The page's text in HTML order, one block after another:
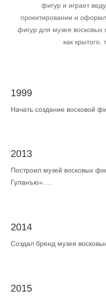
фигур и играет
проектировании и
фигур для музея восковых
как крытого,
1999
Начать создание восковой
2013
Построил музей восковых
Гуланъю».
2014
Создал бренд музея
2015